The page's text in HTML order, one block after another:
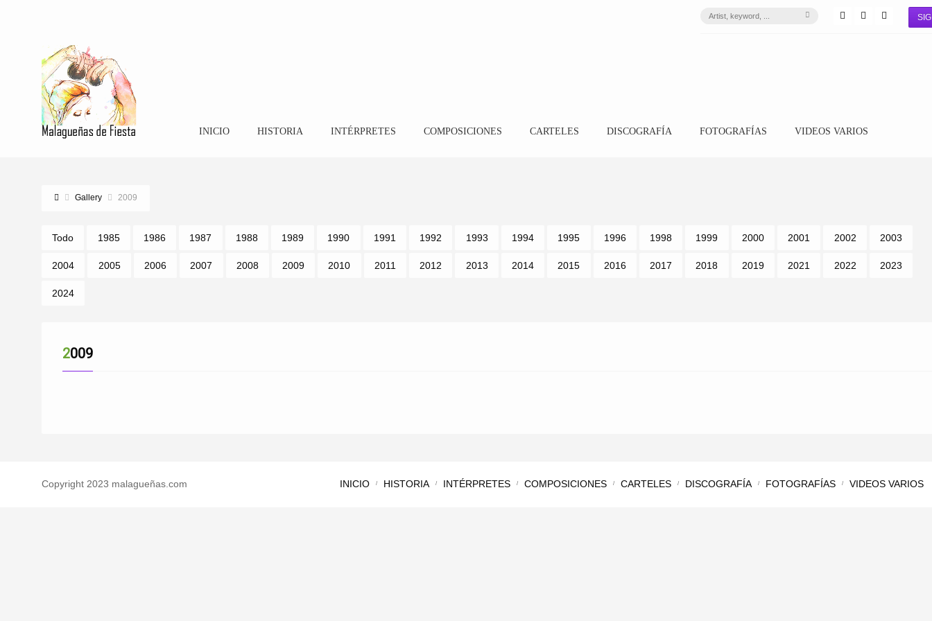
INICIO HISTORIA INTÉRPRETES COMPOSICIONES CARTELES DISCOGRAFÍA FOTOGRAFÍAS VIDEOS VARIOS
Gallery 2009
Todo 1985 1986 1987 1988 1989 1990 1991 1992 1993 1994 1995 1996 1998 1999 2000 2001 2002 2003
2004 2005 2006 2007 2008 2009 2010 2011 2012 2013 2014 2015 2016 2017 2018 2019 2021 2022 2023
2024
2009
Copyright 2023 malagueñas.com INICIO HISTORIA INTÉRPRETES COMPOSICIONES CARTELES DISCOGRAFÍA FOTOGRAFÍAS VIDEOS VARIOS